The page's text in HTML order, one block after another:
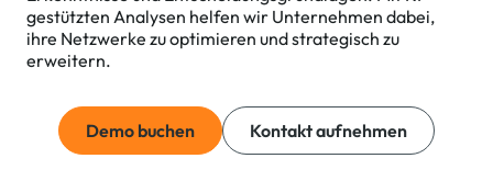
gestützten Analysen helfen wir Unternehmen dabei,
ihre Netzwerke zu optimieren und strategisch zu
erweitern.
Demo buchen Kontakt aufnehmen